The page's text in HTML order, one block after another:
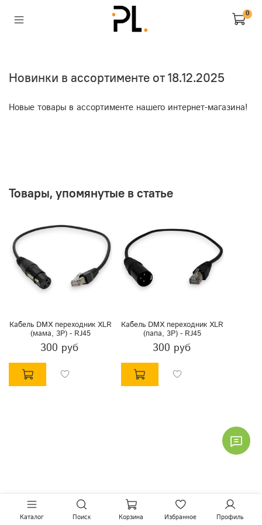
0
Новинки в ассортименте от 18.12.2025
Новые товары в ассортименте нашего интернет-магазина!
Товары, упомянутые в статье
Кабель DMX переходник XLR
(мама, 3P) - RJ45
300 руб
Кабель DMX переходник XLR
(папа, 3P) - RJ45
300 руб
Каталог Поиск Корзина Избранное Профиль